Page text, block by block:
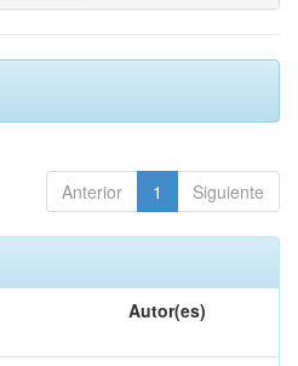
Anterior 1 Siguiente
Autor(es)